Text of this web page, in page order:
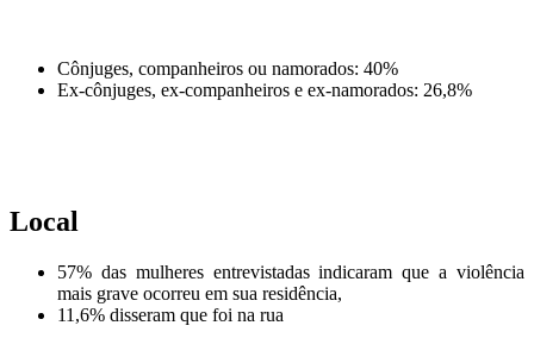
Cônjuges, companheiros ou namorados: 40%
Ex-cônjuges, ex-companheiros e ex-namorados: 26,8%
Local
57% das mulheres entrevistadas indicaram que a violência
mais grave ocorreu em sua residência,
11,6% disseram que foi na rua